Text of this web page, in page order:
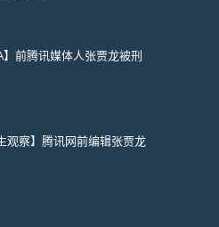
】前腾讯媒体人张贾龙被刑
观察】腾讯网前编辑张贾龙